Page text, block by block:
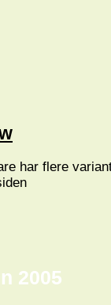
har flere
2005